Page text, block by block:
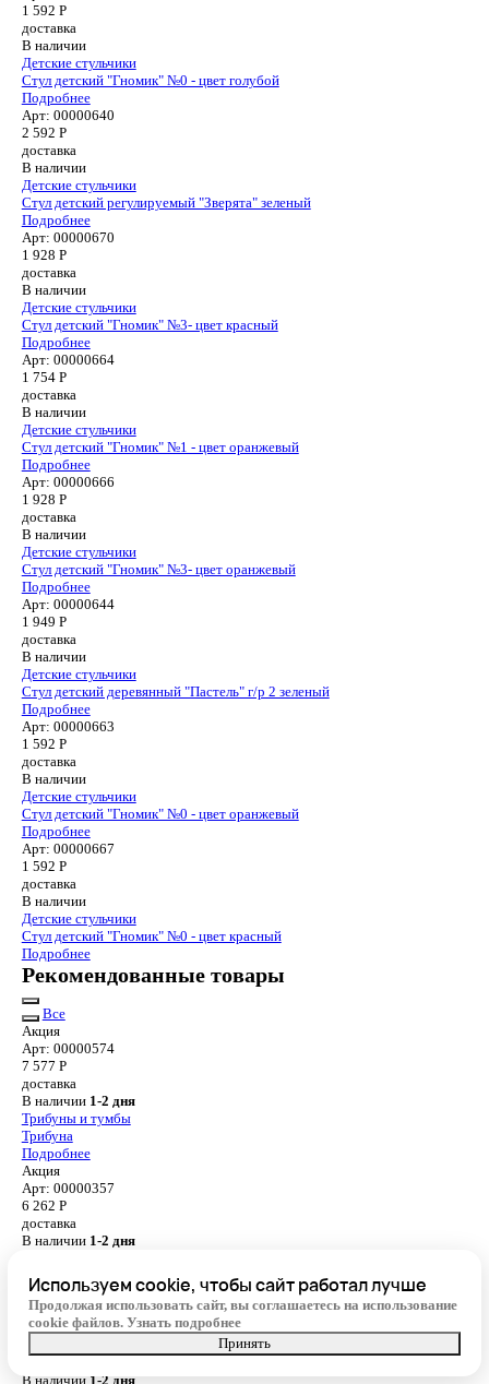
1 592 Р
доставка
В наличии
Детские стульчики
Стул детский "Гномик" №0 - цвет голубой
Подробнее
Арт: 00000640
2 592 Р
доставка
В наличии
Детские стульчики
Стул детский регулируемый "Зверята" зеленый
Подробнее
Арт: 00000670
1 928 Р
доставка
В наличии
Детские стульчики
Стул детский "Гномик" №3- цвет красный
Подробнее
Арт: 00000664
1 754Р
доставка
В наличии
Детские стульчики
Стул детский "Гномик" №1 - цвет оранжевый
Подробнее
Арт: 00000666
1 928 Р
доставка
В наличии
Детские стульчики
Стул детский "Гномик" №3- цвет оранжевый
Подробнее
Арт: 00000644
1 949 Р
доставка
В наличии
Детские стульчики
Cтул детский деревянный "Пастель" г/р 2 зеленый
Подробнее
Арт: 00000663
1 592 Р
доставка
В наличии
Детские стульчики
Стул детский "Гномик" №0 - цвет оранжевый
Подробнее
Арт: 00000667
1 592 Р
доставка
В наличии
Детские стульчики
Стул детский "Гномик" №0 - цвет красный
Подробнее
Рекомендованные товары
Все
Акция
Арт: 00000574
7 577 Р
доставка
В наличии 1-2 дня
Трибуны и тумбы
Трибуна
Подробнее
Акция
Арт: 00000357
6 262 Р
доставка
В наличии 1-2 дня
Стол учебный 2-местный "Модерн №4"
Подробнее
Акция
Арт: 00000570
В наличии1-2 дня
Используем cookie, чтобы сайт работал лучше
Продолжая использовать сайт, вы соглашаетесь на использование
cookie файлов.Узнать подробнее
Принять